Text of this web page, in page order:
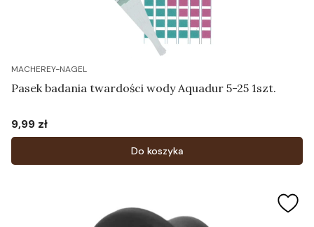
MACHEREY-NAGEL
Pasek badania twardości wody Aquadur 5-25 1szt.
Cena
9,99 zł
Do koszyka